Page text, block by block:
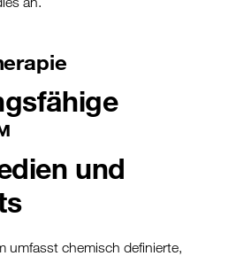
und
umfasst chemisch definierte,